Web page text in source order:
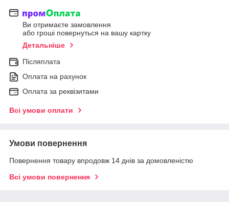
Ви отримаєте замовлення
або гроші повернуться на вашу картку
Детальніше
Післяплата
Оплата на рахунок
Оплата за реквізитами
Всі умови оплати
Умови повернення
Повернення товару впродовж 14 днів за домовленістю
Всі умови повернення